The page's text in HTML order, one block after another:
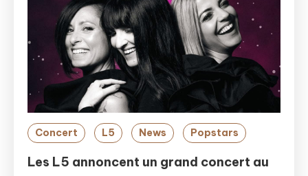
Concert L5 News Popstars
Les L5 annoncent un grand concert au